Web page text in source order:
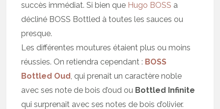
succès immédiat. Si bien que Hugo BOSS a
décliné BOSS Bottled à toutes les sauces ou
presque.
Les différentes moutures étaient plus ou moins
réussies. On retiendra cependant : BOSS
Bottled Oud, qui prenait un caractère noble
avec ses note de bois d’oud ou Bottled Infinite
qui surprenait avec ses notes de bois d’olivier.